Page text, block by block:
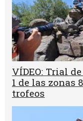
VÍDEO: Trial
1 de las zonas
trofeos